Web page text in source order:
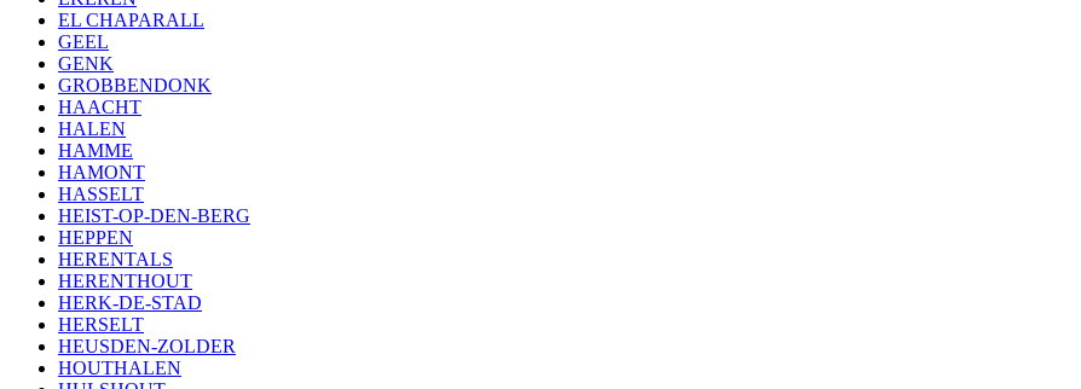
EL CHAPARALL
GEEL
GENK
GROBBENDONK
HAACHT
HALEN
HAMME
HAMONT
HASSELT
HEIST-OP-DEN-BERG
HEPPEN
HERENTALS
HERENTHOUT
HERK-DE-STAD
HERSELT
HEUSDEN-ZOLDER
HOUTHALEN